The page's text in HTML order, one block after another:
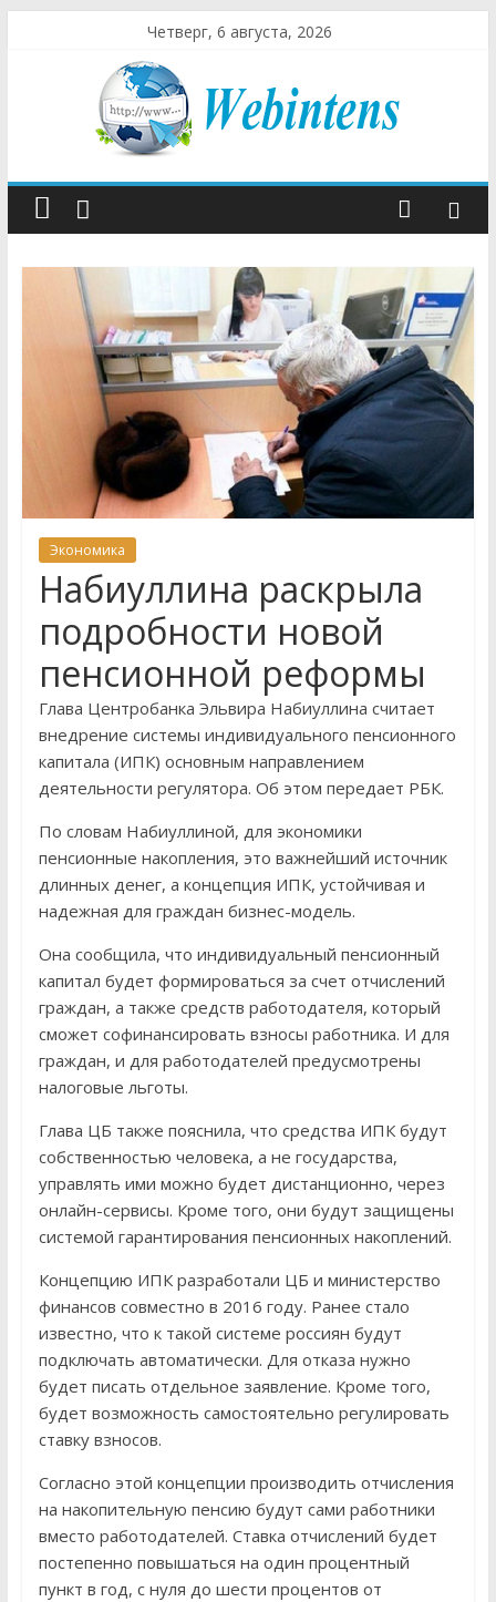
Четверг, 6 августа, 2026
Экономика
Набиуллина раскрыла
подробности новой
пенсионной реформы
Глава Центробанка Эльвира Набиуллина считает
внедрение системы индивидуального пенсионного
капитала (ИПК) основным направлением
деятельности регулятора. Об этом передает РБК.
По словам Набиуллиной, для экономики
пенсионные накопления, это важнейший источник
длинных денег, а концепция ИПК, устойчивая и
надежная для граждан бизнес-модель.
Она сообщила, что индивидуальный пенсионный
капитал будет формироваться за счет отчислений
граждан, а также средств работодателя, который
сможет софинансировать взносы работника. И для
граждан, и для работодателей предусмотрены
налоговые льготы.
Глава ЦБ также пояснила, что средства ИПК будут
собственностью человека, а не государства,
управлять ими можно будет дистанционно, через
онлайн-сервисы. Кроме того, они будут защищены
системой гарантирования пенсионных накоплений.
Концепцию ИПК разработали ЦБ и министерство
финансов совместно в 2016 году. Ранее стало
известно, что к такой системе россиян будут
подключать автоматически. Для отказа нужно
будет писать отдельное заявление. Кроме того,
будет возможность самостоятельно регулировать
ставку взносов.
Согласно этой концепции производить отчисления
на накопительную пенсию будут сами работники
вместо работодателей. Ставка отчислений будет
постепенно повышаться на один процентный
пункт в год, с нуля до шести процентов от